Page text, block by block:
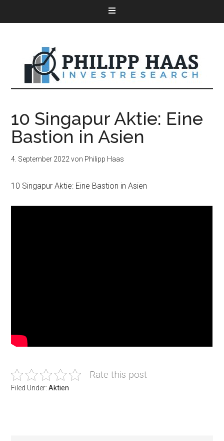
10 Singapur Aktie: Eine
Bastion in Asien
4. September 2022 von Philipp Haas
10 Singapur Aktie: Eine Bastion in Asien
Rate this post
Filed Under:Aktien